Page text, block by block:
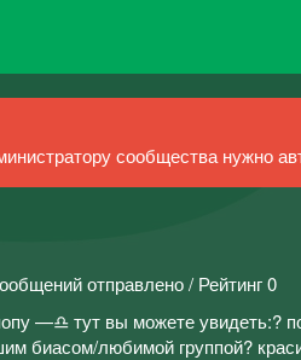
сообщества нужно
отправлено / Рейтинг 0
—♎ тут вы можете увидеть:?
биасом/любимой группой?